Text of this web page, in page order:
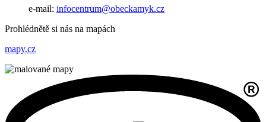
e-mail: infocentrum@obeckamyk.cz
Prohlédnětě si nás na mapách
mapy.cz